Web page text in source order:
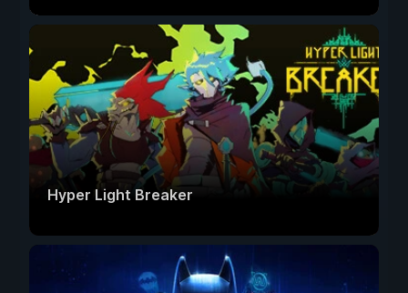
Hyper Light Breaker